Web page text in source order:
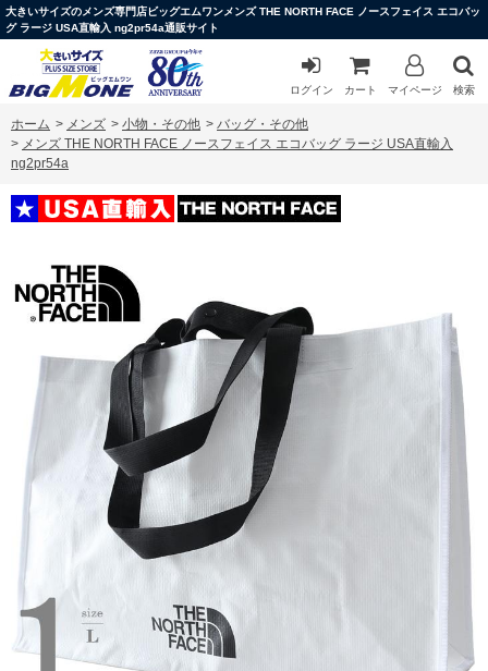
大きいサイズのメンズ専門店ビッグエムワンメンズ THE NORTH FACE ノースフェイス エコバッ
グ ラージ USA直輸入 ng2pr54a通販サイト
ログイン カート マイページ 検索
ホーム > メンズ > 小物・その他 > バッグ・その他
> メンズ THE NORTH FACE ノースフェイス エコバッグ ラージ USA直輸入
ng2pr54a